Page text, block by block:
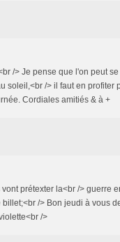
/> Je pense que l'on peut
soleil,<br /> il faut en profiter
Cordiales amitiés & à +
prétexter la<br /> guerre
/> Bon jeudi à vous
/>